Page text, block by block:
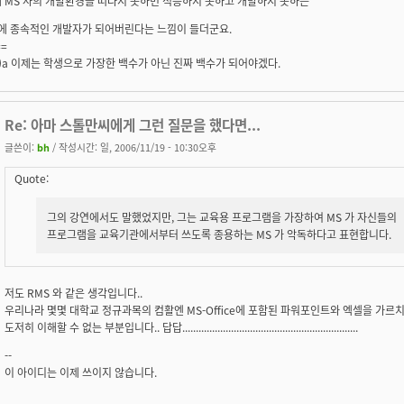
종속적인 개발자가 되어버린다는 느낌이 들더군요.
이제는 학생으로 가장한 백수가 아닌 진짜 백수가 되어야겠다.
Re: 아마 스톨만씨에게 그런 질문을 했다면...
글쓴이: bh / 작성시간: 일, 2006/11/19 - 10:30오후
Quote:
그의 강연에서도 말했었지만, 그는 교육용 프로그램을 가장하여 MS 가 자신들의
프로그램을 교육기관에서부터 쓰도록 종용하는 MS 가 악독하다고 표현합니다.
저도 RMS 와 같은 생각입니다..
우리나라 몇몇 대학교 정규과목의 컴활엔 MS-Office에 포함된 파워포인트와 엑셀을 가르
도저히 이해할 수 없는 부분입니다.. 답답.................................................................
--
이 아이디는 이제 쓰이지 않습니다.